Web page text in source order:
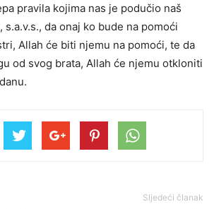
pravila kojima nas je podučio naš
da onaj ko bude na pomoći
Allah će biti njemu na pomoći, te da
od svog brata, Allah će njemu otkloniti
Sljedeći članak